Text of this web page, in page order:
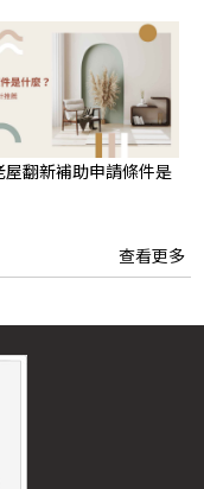
屋翻新補助申請條件是
查看更多